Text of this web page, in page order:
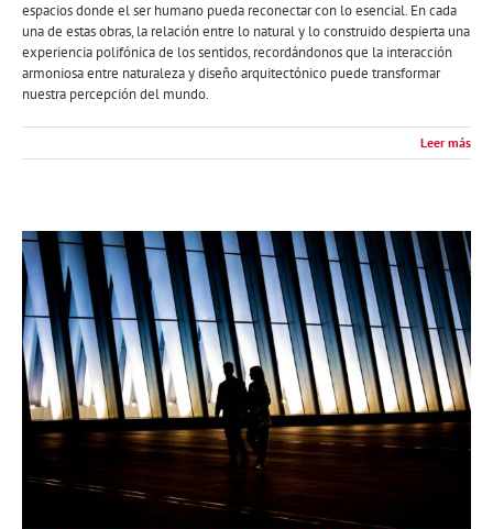
espacios donde el ser humano pueda reconectar con lo esencial. En cada
una de estas obras, la relación entre lo natural y lo construido despierta una
experiencia polifónica de los sentidos, recordándonos que la interacción
armoniosa entre naturaleza y diseño arquitectónico puede transformar
nuestra percepción del mundo.
Leer más